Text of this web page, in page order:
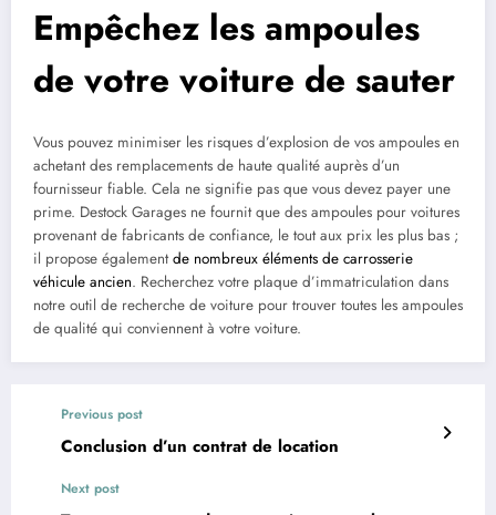
Empêchez les ampoules
de votre voiture de sauter
Vous pouvez minimiser les risques d’explosion de vos ampoules en
achetant des remplacements de haute qualité auprès d’un
fournisseur fiable. Cela ne signifie pas que vous devez payer une
prime. Destock Garages ne fournit que des ampoules pour voitures
provenant de fabricants de confiance, le tout aux prix les plus bas ;
il propose égalementde nombreux éléments de carrosserie
véhicule ancien. Recherchez votre plaque d’immatriculation dans
notre outil de recherche de voiture pour trouver toutes les ampoules
de qualité qui conviennent à votre voiture.
Previous post
Conclusion d’un contrat de location
Next post